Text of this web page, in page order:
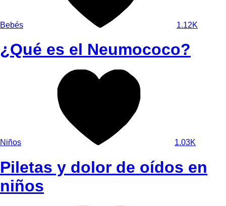
Bebés 1.12K
¿Qué es el Neumococo?
Niños 1.03K
Piletas y dolor de oídos en
niños